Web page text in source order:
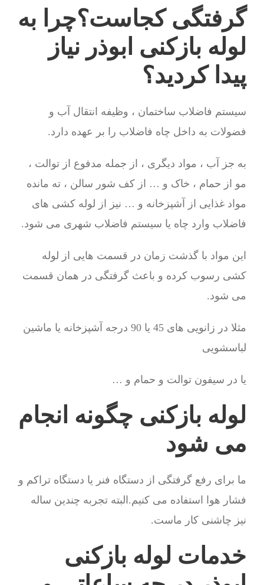
گرفتگی کجاست؟چرا به
لوله بازکنی ابوذر نیاز
پیدا کردید؟
سیستم فاضلاب ساختمان ، وظیفه انتقال آب و
فضولات به داخل چاه فاضلاب را بر عهده دارد.
به جز آب ، مواد دیگری ، از جمله مدفوع از توالت ،
مو از حمام ، خاک و … از کف شور سالن ، ته مانده
مواد غذایی از آشپزخانه و … نیز از لوله کشی های
فاضلاب وارد چاه یا سیستم فاضلاب شهری می شود.
این مواد با گذشت زمان در قسمت هایی از لوله
کشی رسوب کرده و باعث گرفتگی در همان قسمت
می شود.
مثلا در زانویی های 45 یا 90 درجه آشپزخانه یا ماشین
لباسشویی
یا در سیفون توالت و حمام و …
لوله بازکنی چگونه انجام
می شود
ما برای رفع گرفتگی از دستگاه فنر یا دستگاه تراکم و
فشار هوا استفاده می کنیم.البته تجربه چندین ساله
نیز چاشنی کار ماست.
خدمات لوله بازکنی